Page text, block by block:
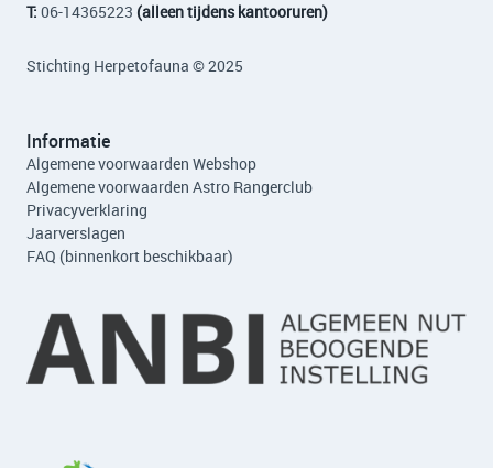
T: 06-14365223 (alleen tijdens kantooruren)
Stichting Herpetofauna © 2025
Informatie
Algemene voorwaarden Webshop
Algemene voorwaarden Astro Rangerclub
Privacyverklaring
Jaarverslagen
FAQ (binnenkort beschikbaar)